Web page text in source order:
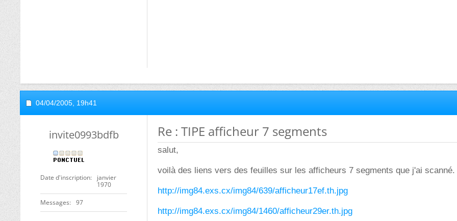
04/04/2005, 19h41
invite0993bdfb
Date d'inscription
janvier
1970
Messages 97
Re : TIPE afficheur 7 segments
salut,
voilà des liens vers des feuilles sur les afficheurs 7 segments que j'ai scanné.
http://img84.exs.cx/img84/639/afficheur17ef.th.jpg
http://img84.exs.cx/img84/1460/afficheur29er.th.jpg